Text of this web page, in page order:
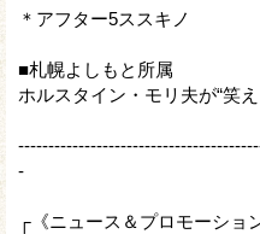
＊アフター5ススキノ
■札幌よしもと所属
ホルスタイン・モリ夫が“笑
-
┌《ニュース＆プロモーショ